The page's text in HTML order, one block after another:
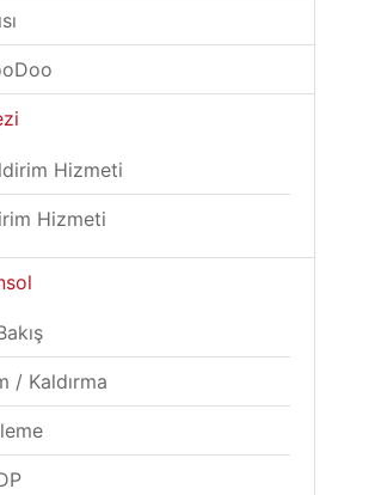
Hizmeti
Hizmeti
/ Kaldırma